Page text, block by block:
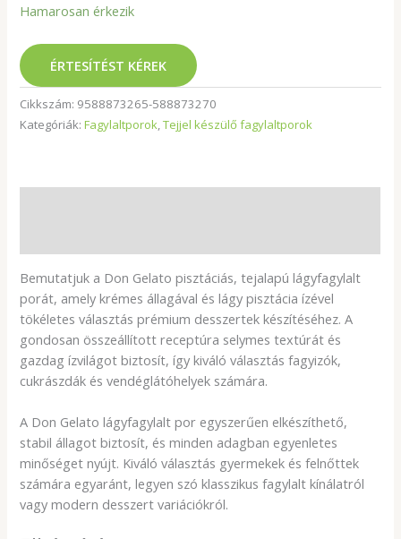
Hamarosan érkezik
ÉRTESÍTÉST KÉREK
Cikkszám: 9588873265-588873270
Kategóriák:Fagylaltporok,Tejjel készülő fagylaltporok
Bemutatjuk a Don Gelato pisztáciás, tejalapú lágyfagylalt
porát, amely krémes állagával és lágy pisztácia ízével
tökéletes választás prémium desszertek készítéséhez. A
gondosan összeállított receptúra selymes textúrát és
gazdag ízvilágot biztosít, így kiváló választás fagyizók,
cukrászdák és vendéglátóhelyek számára.
A Don Gelato lágyfagylalt por egyszerűen elkészíthető,
stabil állagot biztosít, és minden adagban egyenletes
minőséget nyújt. Kiváló választás gyermekek és felnőttek
számára egyaránt, legyen szó klasszikus fagylalt kínálatról
vagy modern desszert variációkról.